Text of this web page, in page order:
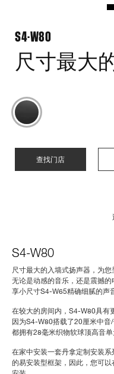
S4-W80
尺寸最大
查找门店
S4-W80
尺寸最大的入墙式扬声器，为您
无论是动感的音乐，还是震撼
享小尺寸S4-W65精确细腻的声
在较大的房间内，S4-W80具有
因为S4-W80搭载了20厘米中音
都拥有28毫米织物软球顶高音
在家中安装一套丹拿定制安装系
的易安装型框架，因此，您可